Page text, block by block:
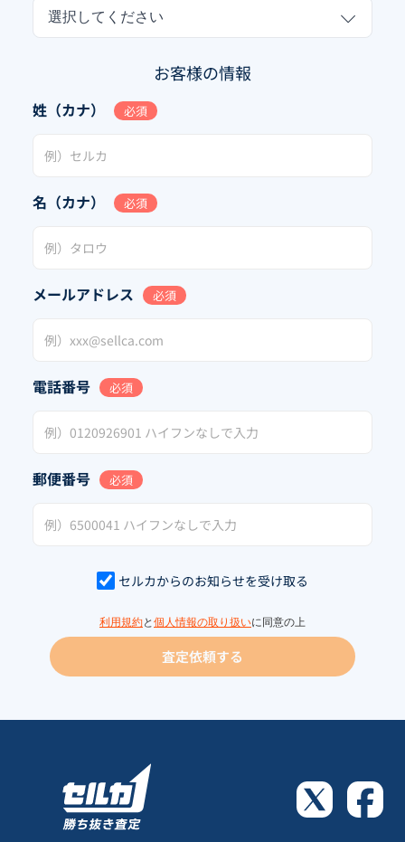
選択してください
お客様の情報
姓（カナ） 必須
名（カナ） 必須
メールアドレス 必須
電話番号 必須
郵便番号 必須
セルカからのお知らせを受け取る
利用規約と 個人情報の取り扱いに同意の上
査定依頼する